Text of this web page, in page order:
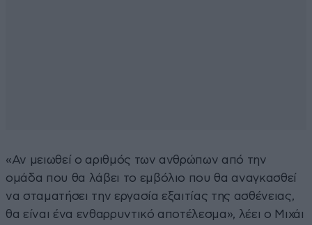
«Αν μειωθεί ο αριθμός των ανθρώπων από την
ομάδα που θα λάβει το εμβόλιο που θα αναγκασθεί
να σταματήσει την εργασία εξαιτίας της ασθένειας,
θα είναι ένα ενθαρρυντικό αποτέλεσμα», λέει ο Μιχάι